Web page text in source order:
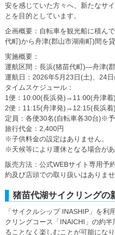
安を感じていた方々へ、新たなサ
とを目的としています。
企画概要：自転車を観光船に積ん
代町)から舟津(郡山市湖南町)間を貸
実施概要：
運航区間：長浜(猪苗代町)―舟津(
運航日：2026年5月23日(土)、24
タイムスケジュール：
1便：10:00(長浜発)→11:00(舟津着)
2便：11:15(舟津発)→12:15(長浜着)
定員：各便30名(自転車各30台)※予
旅行代金：2,400円
※子供料金の設定はありません。
※天候等により運休となる場合があ
販売方法：公式WEBサイト専用予
約及び店頭での取り扱いはありませ
猪苗代湖サイクリングの
「サイクルシップ INASHIP」を利
クリングコース「INAICHI」の約
ることなく楽しむことが可能にな